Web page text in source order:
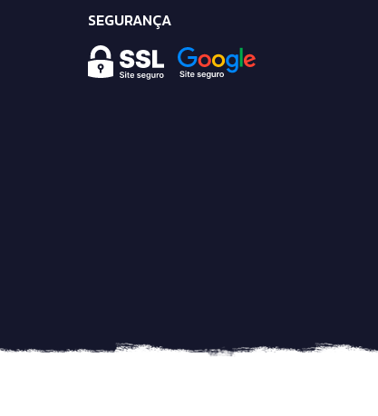
SEGURANÇA